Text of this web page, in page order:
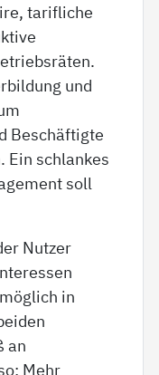
tarifliche
und
Beschäftigte
Ein schlankes
soll
Nutzer
in
an
Mehr